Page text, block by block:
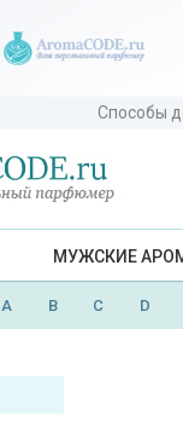
Способы
МУЖСКИЕ
A B C D